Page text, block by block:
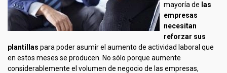
mayoría de las
empresas
necesitan
reforzar sus
plantillas para poder asumir el aumento de actividad laboral que
en estos meses se producen. No sólo porque aumente
considerablemente el volumen de negocio de las empresas,